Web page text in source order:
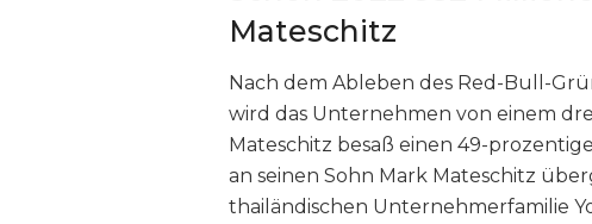
Mateschitz
Nach dem Ableben des Red-Bull-
wird das Unternehmen von einem
Mateschitz besaß einen 49-
an seinen Sohn Mark Mateschitz
thailändischen Unternehmerfamilie